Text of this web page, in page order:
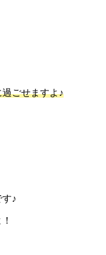
ごせますよ♪
♪